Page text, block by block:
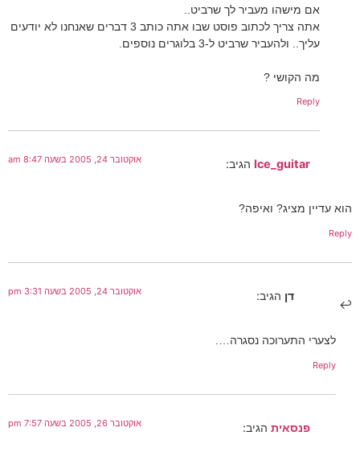
אם מישהו מעביר לך שרביט..
אתה צריך לכתוב פוסט שבו אתה כותב 3 דברים שאנחנו לא יודעים
עליך.. ולהעביר שרביט ל-3 בלוגרים נוספים.
מה הקושי ?
Reply
Ice_guitar הגיב: אוקטובר 24, 2005 בשעה 8:47 am
הוא עדיין מציג? ואיפה?
Reply
דן הגיב: אוקטובר 24, 2005 בשעה 3:31 pm
לצערי התערוכה נסגרה….
Reply
פנסאית הגיב: אוקטובר 26, 2005 בשעה 7:57 pm